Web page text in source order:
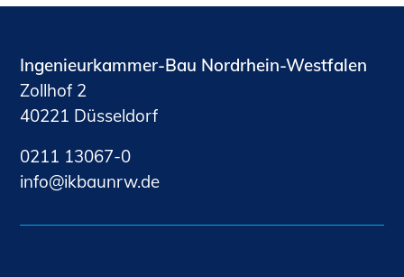
Ingenieurkammer-Bau Nordrhein-Westfalen
Zollhof 2
40221 Düsseldorf
0211 13067-0
nf
kb nrwd